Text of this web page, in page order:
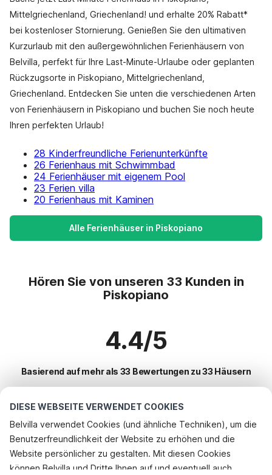
DIESE WEBSEITE VERWENDET COOKIES
Belvilla verwendet Cookies (und ähnliche Techniken), um die
Benutzerfreundlichkeit der Website zu erhöhen und die
Website persönlicher zu gestalten. Mit diesen Cookies
können Belvilla und Dritte Ihnen auf und eventuell auch
Mittelgriechenland, Griechenland! und erhalte 20% Rabatt*
bei kostenloser Stornierung. Genießen Sie den ultimativen
Kurzurlaub mit den außergewöhnlichen Ferienhäusern von
Belvilla, perfekt für Ihre Last-Minute-Urlaube oder geplanten
Rückzugsorte in Piskopiano, Mittelgriechenland,
Griechenland. Entdecken Sie unten die verschiedenen Arten
von Ferienhäusern in Piskopiano und buchen Sie noch heute
Ihren perfekten Urlaub!
28 Kinderfreundliche Ferienunterkünfte
26 Ferienhaus mit Schwimmbad
24 Ferienhäuser mit eigenem Pool
23 Ferien villa
20 Ferienhaus mit Kaminen
Alle Ferienhäuser in Piskopiano
Hören Sie von unseren 33 Kunden in
Piskopiano
4.4/5
Basierend auf mehr als 33 Bewertungen zu 33 Häusern
Beliebteste Reiseziele für Urlaub
Top-Städte mit Top-Annehmlichkeiten für den Urlaub
Kinderfreundliche Ferienunterkünfte eleftherna
Beliebte Ausstattungen für Urlaub in Piskopiano
Rufen Sie an, um zu buchen